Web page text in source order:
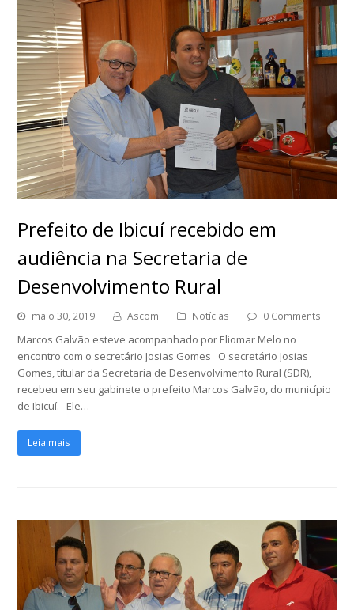
Prefeito de Ibicuí recebido em
audiência na Secretaria de
Desenvolvimento Rural
maio 30, 2019 Ascom Notícias 0 Comments
Marcos Galvão esteve acompanhado por Eliomar Melo no
encontro com o secretário Josias Gomes O secretário Josias
Gomes, titular da Secretaria de Desenvolvimento Rural (SDR),
recebeu em seu gabinete o prefeito Marcos Galvão, do município
de Ibicuí. Ele…
Leia mais